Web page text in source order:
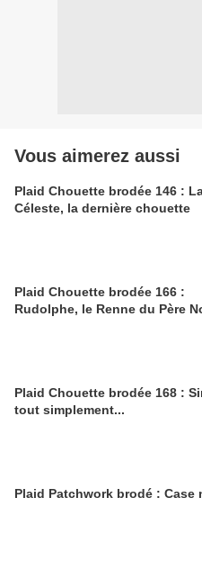
Vous aimerez aussi
Plaid Chouette brodée 146 : Lanterne
Céleste, la dernière chouette
Plaid Chouette brodée 166 :
Rudolphe, le Renne du Père
Plaid Chouette brodée 168 : Simplet
tout simplement...
Plaid Patchwork brodé : Case